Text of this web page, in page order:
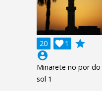
20 1

grade
account_circle
Minarete no por do
sol 1